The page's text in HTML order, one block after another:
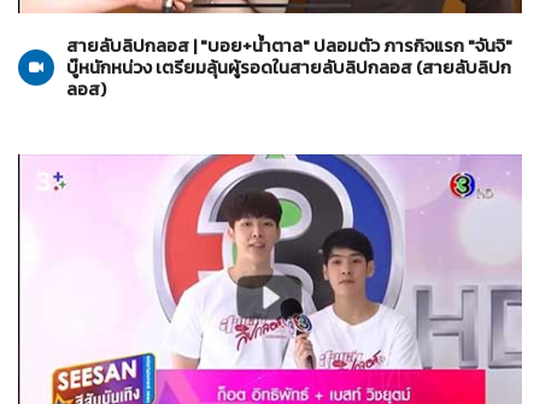
สายลับลิปกลอส | "บอย+น้ำตาล" ปลอมตัว ภารกิจแรก "จันจิ"
บู๊หนักหน่วง เตรียมลุ้นผู้รอดในสายลับลิปกลอส (สายลับลิปก
ลอส)